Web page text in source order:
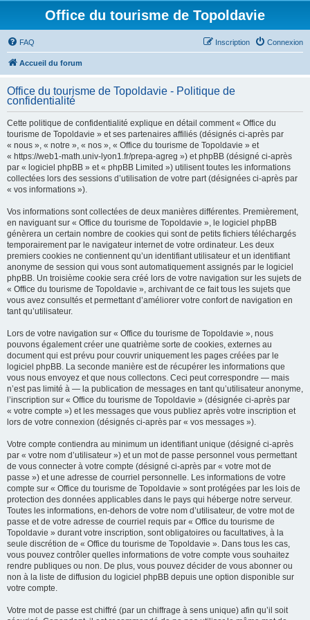
Office du tourisme de Topoldavie
FAQ Connexion
Inscription
Accueil du forum
Office du tourisme de Topoldavie - Politique de
confidentialité
Cette politique de confidentialité explique en détail comment « Office du
tourisme de Topoldavie » et ses partenaires affiliés (désignés ci-après par
« nous », « notre », « nos », « Office du tourisme de Topoldavie » et
« https://web1-math.univ-lyon1.fr/prepa-agreg ») et phpBB (désigné ci-après
par « logiciel phpBB » et « phpBB Limited ») utilisent toutes les informations
collectées lors des sessions d’utilisation de votre part (désignées ci-après par
« vos informations »).
Vos informations sont collectées de deux manières différentes. Premièrement,
en naviguant sur « Office du tourisme de Topoldavie », le logiciel phpBB
génèrera un certain nombre de cookies qui sont de petits fichiers téléchargés
temporairement par le navigateur internet de votre ordinateur. Les deux
premiers cookies ne contiennent qu’un identifiant utilisateur et un identifiant
anonyme de session qui vous sont automatiquement assignés par le logiciel
phpBB. Un troisième cookie sera créé lors de votre navigation sur les sujets de
« Office du tourisme de Topoldavie », archivant de ce fait tous les sujets que
vous avez consultés et permettant d’améliorer votre confort de navigation en
tant qu’utilisateur.
Lors de votre navigation sur « Office du tourisme de Topoldavie », nous
pouvons également créer une quatrième sorte de cookies, externes au
document qui est prévu pour couvrir uniquement les pages créées par le
logiciel phpBB. La seconde manière est de récupérer les informations que
vous nous envoyez et que nous collectons. Ceci peut correspondre — mais
n’est pas limité à — la publication de messages en tant qu’utilisateur anonyme,
l’inscription sur « Office du tourisme de Topoldavie » (désignée ci-après par
« votre compte ») et les messages que vous publiez après votre inscription et
lors de votre connexion (désignés ci-après par « vos messages »).
Votre compte contiendra au minimum un identifiant unique (désigné ci-après
par « votre nom d’utilisateur ») et un mot de passe personnel vous permettant
de vous connecter à votre compte (désigné ci-après par « votre mot de
passe ») et une adresse de courriel personnelle. Les informations de votre
compte sur « Office du tourisme de Topoldavie » sont protégées par les lois de
protection des données applicables dans le pays qui héberge notre serveur.
Toutes les informations, en-dehors de votre nom d’utilisateur, de votre mot de
passe et de votre adresse de courriel requis par « Office du tourisme de
Topoldavie » durant votre inscription, sont obligatoires ou facultatives, à la
seule discrétion de « Office du tourisme de Topoldavie ». Dans tous les cas,
vous pouvez contrôler quelles informations de votre compte vous souhaitez
rendre publiques ou non. De plus, vous pouvez décider de vous abonner ou
non à la liste de diffusion du logiciel phpBB depuis une option disponible sur
votre compte.
Votre mot de passe est chiffré (par un chiffrage à sens unique) afin qu’il soit